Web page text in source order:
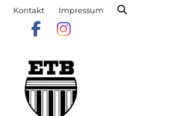
Kontakt Impressum